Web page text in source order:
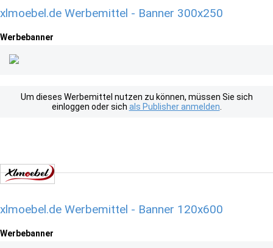
xlmoebel.de Werbemittel - Banner 300x250
Werbebanner
Um dieses Werbemittel nutzen zu können, müssen Sie sich
einloggen oder sich als Publisher anmelden
xlmoebel.de Werbemittel - Banner 120x600
Werbebanner